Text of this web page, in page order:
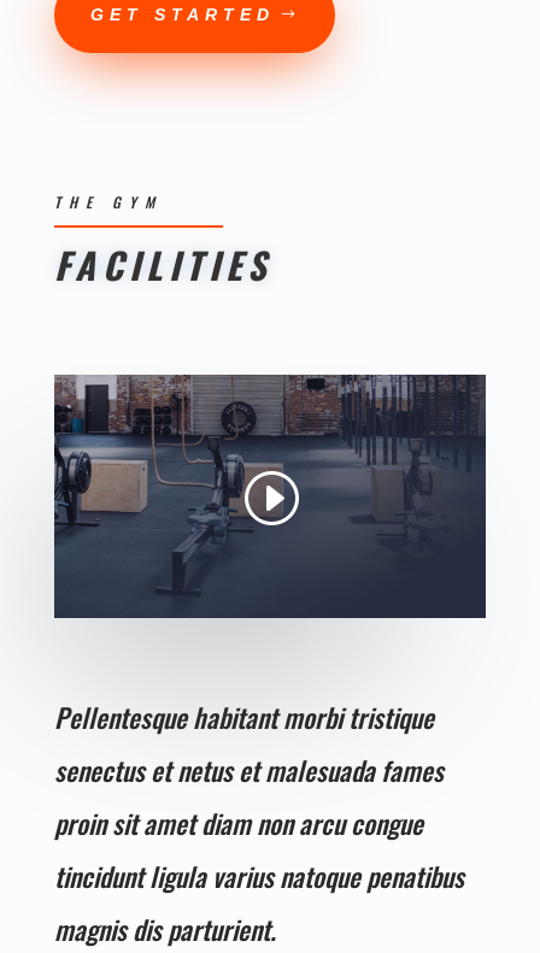
GET STARTED
THE GYM
FACILITIES
Pellentesque habitant morbi tristique
senectus et netus et malesuada fames
proin sit amet diam non arcu congue
tincidunt ligula varius natoque penatibus
magnis dis parturient.